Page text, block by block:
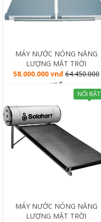
MÁY NƯỚC NÓNG NĂNG
LƯỢNG MẶT TRỜI
SOLAHART PREMIUM L
300L
58.000.000 vnđ 64.450.000
vnđ
NỔI BẬT
MÁY NƯỚC NÓNG NĂNG
LƯỢNG MẶT TRỜI